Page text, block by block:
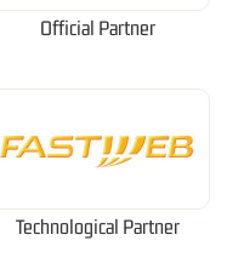
Official Partner
Technological Partner